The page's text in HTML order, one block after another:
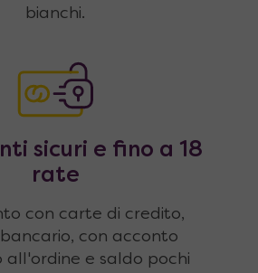
bianchi.
sicuri e fino a 18
rate
con carte di credito,
con acconto
all'ordine e saldo pochi